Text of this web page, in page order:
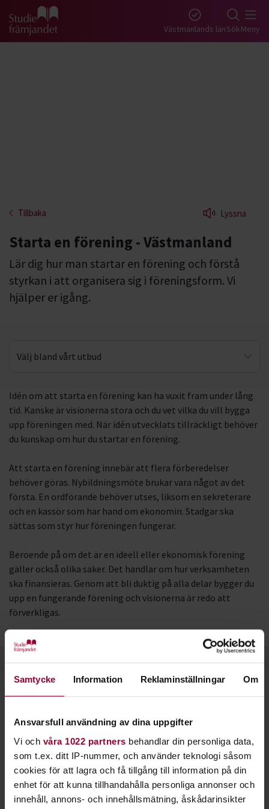
Samtycke Information Reklaminställningar Om
Ansvarsfull användning av dina uppgifter
Vi och våra 1022 partners behandlar din personliga data,
som t.ex. ditt IP-nummer, och använder teknologi såsom
cookies för att lagra och få tillgång till information på din
enhet för att kunna tillhandahålla personliga annonser och
innehåll, annons- och innehållsmätning, åskådarinsikter
Gå till studiefrämjandets startsida Västmanlands länSökMeny
Tillbaka Lyssna
Starta en förening - Västmanland
Lär dig hur man startar en förening och förstå
styrkan i att organisera sig i föreningsform. Vi
hjälper er igång.
Välj bland vårt utbud
Idén om att starta en förening kan ha vuxit fram under lång
tid. Kanske är visionerna stora och du vet vilka du vill bygga
upp föreningen med. När idén utvecklats tillräckligt behöver
du kunskap om hur du startar en förening.
Att starta en förening innebär att flera förberedelser
behöver göras. Nybildningsmöte brukar vara något av det
första. En ordförande behöver utses, liksom en sekreterare
och en kassör som har hand om ekonomin. Stadgar ska
sättas som styr hur föreningen fungerar.
Beroende på om det är en ideell eller ekonomisk förening
gäller också olika saker. Det handlar om hur verksamheten
ska finansieras. Genom att bli duktig på alla delar bygger du
upp en fungerande förening och visionerna är redo att
förverkligas.
Starta en studiecirkel!
Lär dig tillsammans med andra genom att starta en
studiecirkel hos Studiefrämjandet.
Läs mer om att starta studiecirkel